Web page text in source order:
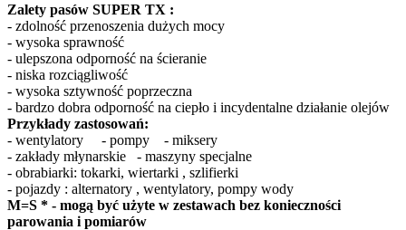
Zalety pasów SUPER TX :
- zdolność przenoszenia dużych mocy
- wysoka sprawność
- ulepszona odporność na ścieranie
- niska rozciągliwość
- wysoka sztywność poprzeczna
- bardzo dobra odporność na ciepło i incydentalne działanie olejów
Przykłady zastosowań:
- wentylatory - pompy - miksery
- zakłady młynarskie - maszyny specjalne
- obrabiarki: tokarki, wiertarki , szlifierki
- pojazdy : alternatory , wentylatory, pompy wody
M=S * - mogą być użyte w zestawach bez konieczności
parowania i pomiarów